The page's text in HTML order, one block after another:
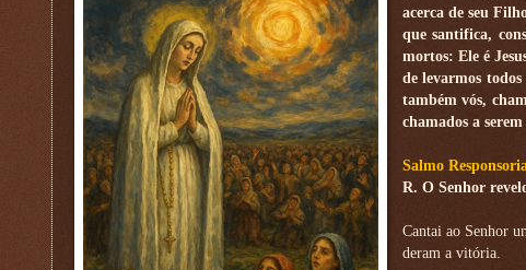
acerca de seu
que santifica,
mortos: Ele é
de levarmos
também vós,
chamados a
Salmo
R. O Senhor
Cantai ao Senhor
deram a vitória.